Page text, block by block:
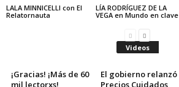
LALA MINNICELLI con El
Relatornauta
LÍA RODRÍGUEZ DE LA
VEGA en Mundo en clave
Videos
¡Gracias! ¡Más de 60
mil lectorxs!
El gobierno relanzó
Precios Cuidados